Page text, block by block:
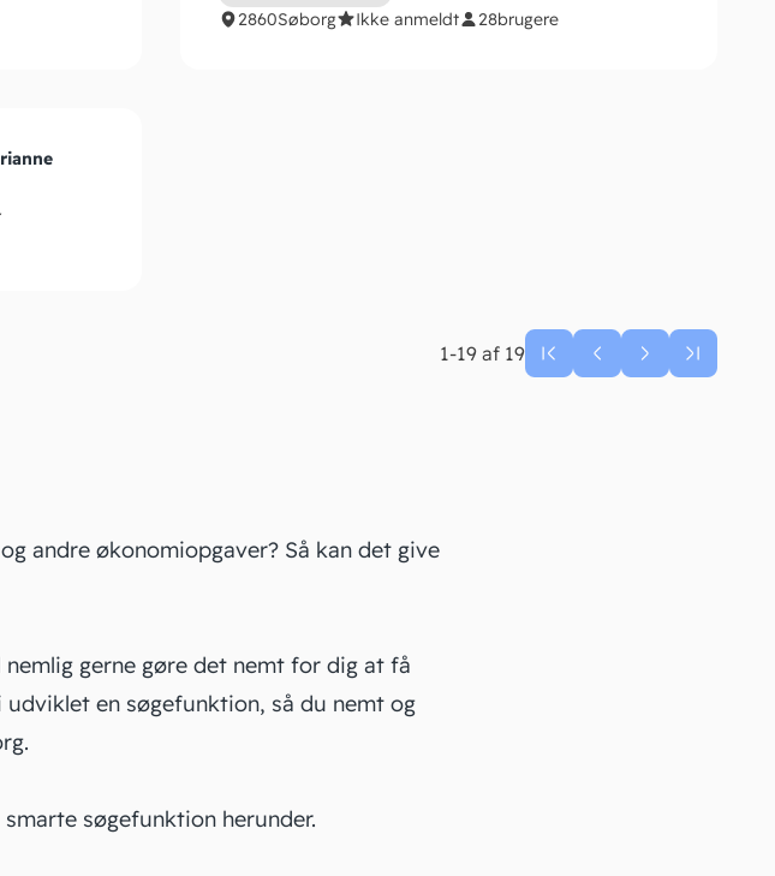
2860Søborg Ikke anmeldt 28brugere
1-19 af 19
og andre økonomiopgaver? Så kan det give
gerne gøre det nemt for dig at få
en søgefunktion, så du nemt og
søgefunktion herunder.